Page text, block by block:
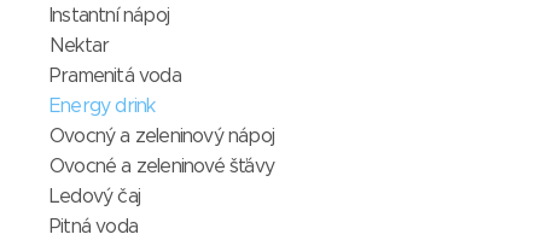
Instantní nápoj
Nektar
Pramenitá voda
Energy drink
Ovocný a zeleninový nápoj
Ovocné a zeleninové šťávy
Ledový čaj
Pitná voda